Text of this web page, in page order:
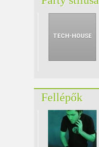
Fellépők